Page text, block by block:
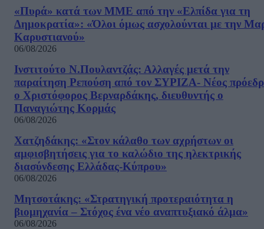
«Πυρά» κατά των ΜΜΕ από την «Ελπίδα για τη
Δημοκρατία»: «Όλοι όμως ασχολούνται με την
Καρυστιανού»
06/08/2026
Ινστιτούτο Ν.Πουλαντζάς: Αλλαγές μετά την
παραίτηση Ρεπούση από τον ΣΥΡΙΖΑ- Νέος
ο Χριστόφορος Βερναρδάκης, διευθυντής ο
Παναγιώτης Κορμάς
06/08/2026
Χατζηδάκης: «Στον κάλαθο των αχρήστων οι
αμφισβητήσεις για το καλώδιο της ηλεκτρικής
διασύνδεσης Ελλάδας-Κύπρου»
06/08/2026
Μητσοτάκης: «Στρατηγική προτεραιότητα η
βιομηχανία – Στόχος ένα νέο αναπτυξιακό άλμα»
06/08/2026